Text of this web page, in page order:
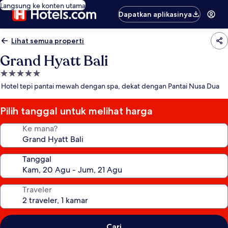
Langsung ke konten utama
Dapatkan aplikasinya
Lihat semua properti
Grand Hyatt Bali
Properti
bintang
Hotel tepi pantai mewah dengan spa, dekat dengan Pantai Nusa Dua
Pilih tanggal untuk melihat harga
Ke mana?
Tanggal
Traveler